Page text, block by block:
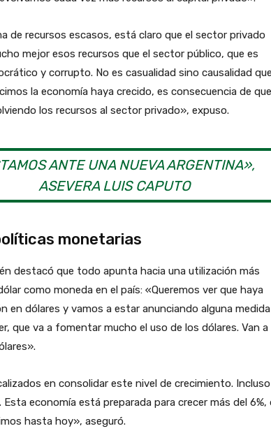
de recursos escasos, está claro que el sector privado
mejor esos recursos que el sector público, que es
y corrupto. No es casualidad sino causalidad
la economía haya crecido, es consecuencia de
los recursos al sector privado», expuso.
ANTE UNA NUEVA ARGENTINA»,
ASEVERA LUIS CAPUTO
monetarias
destacó que todo apunta hacia una utilización más
como moneda en el país: «Queremos ver que haya
en dólares y vamos a estar anunciando alguna
que va a fomentar mucho el uso de los dólares. Van a
en consolidar este nivel de crecimiento. Incluso
economía está preparada para crecer más del 6%,
hasta hoy», aseguró.